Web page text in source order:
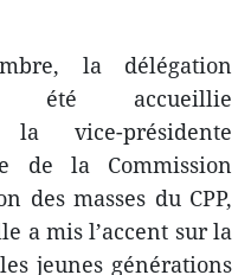
la délégation
été accueillie
la vice-présidente
de la Commission
des masses du CPP,
a mis l’accent sur la
jeunes générations